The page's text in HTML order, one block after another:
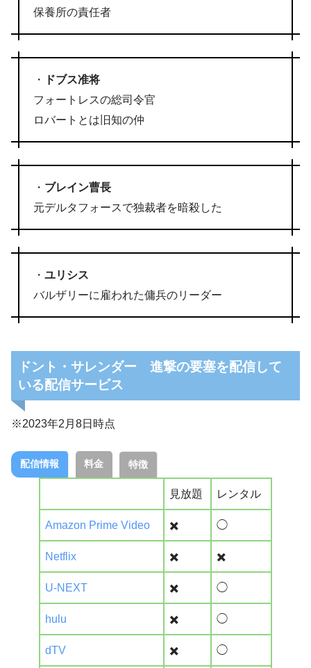
保養所の責任者
・
ドブス准将
フォートレスの総司令官
ロバートとは旧知の仲
・ ブレイン曹長
元デルタフォースで独裁者を暗殺した
・ ユリシス
バルザリーに雇われた傭兵のリーダー
ドント・サレンダー 進撃の要塞を配信して
いる配信サービス
※2023年2月8日時点
配信情報 料金 特徴
見放題 レンタル
Amazon Prime Video ✖️ ◯
Netflix ✖️ ✖️
U-NEXT ✖️ ◯
hulu ✖️ ◯
dTV ✖️ ◯